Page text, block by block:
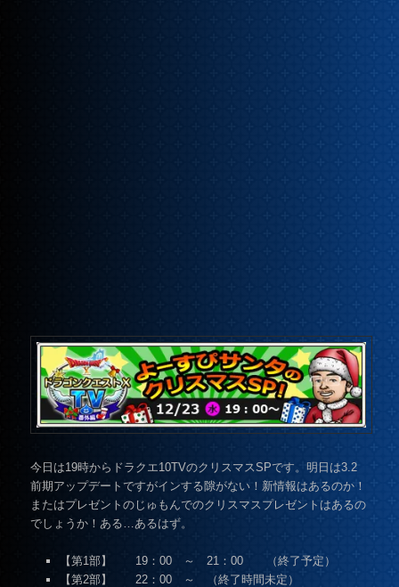
今日は19時からドラクエ10TVのクリスマスSPです。明日は3.2
前期アップデートですがインする隙がない！新情報はあるのか！
またはプレゼントのじゅもんでのクリスマスプレゼントはあるの
でしょうか！ある…あるはず。
【第1部】 19：00 ～ 21：00 （終了予定）
【第2部】 22：00 ～ （終了時間未定）